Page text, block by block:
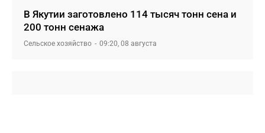
В Якутии заготовлено 114 тысяч тонн сена и
200 тонн сенажа
Сельское хозяйство 09:20, 08 августа